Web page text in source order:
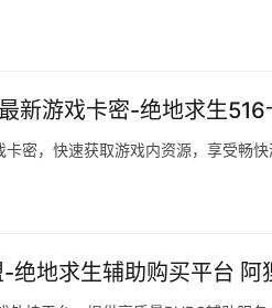
新游戏卡密-绝地求生516
密，快速获取游戏内资源，享受畅快
绝地求生辅助购买平台 阿